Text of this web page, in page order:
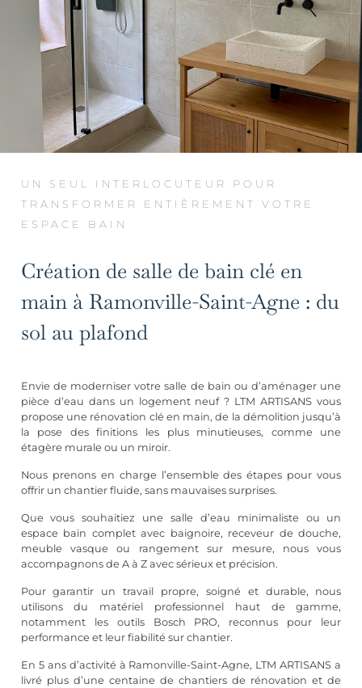
UN SEUL INTERLOCUTEUR POUR
TRANSFORMER ENTIÈREMENT VOTRE
ESPACE BAIN
Création de salle de bain clé en
main à Ramonville-Saint-Agne : du
sol au plafond
Envie de moderniser votre salle de bain ou d’aménager une
pièce d’eau dans un logement neuf ? LTM ARTISANS vous
propose une rénovation clé en main, de la démolition jusqu’à
la pose des finitions les plus minutieuses, comme une
étagère murale ou un miroir.
Nous prenons en charge l’ensemble des étapes pour vous
offrir un chantier fluide, sans mauvaises surprises.
Que vous souhaitiez une salle d’eau minimaliste ou un
espace bain complet avec baignoire, receveur de douche,
meuble vasque ou rangement sur mesure, nous vous
accompagnons de A à Z avec sérieux et précision.
Pour garantir un travail propre, soigné et durable, nous
utilisons du matériel professionnel haut de gamme,
notamment les outils Bosch PRO, reconnus pour leur
performance et leur fiabilité sur chantier.
En 5 ans d’activité à Ramonville-Saint-Agne, LTM ARTISANS a
livré plus d’une centaine de chantiers de rénovation et de